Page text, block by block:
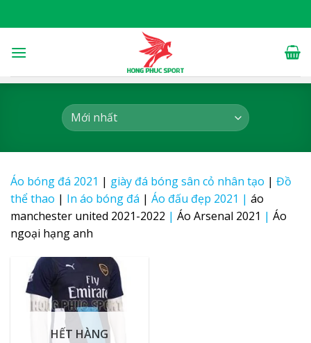
to
Áo bóng đá 2021 | giày đá bóng sân cỏ nhân tạo | Đồ
thể thao | In áo bóng đá | Áo đấu đẹp 2021 | áo
manchester united 2021-2022 | Áo Arsenal 2021 | Áo
ngoại hạng anh
HẾT HÀNG